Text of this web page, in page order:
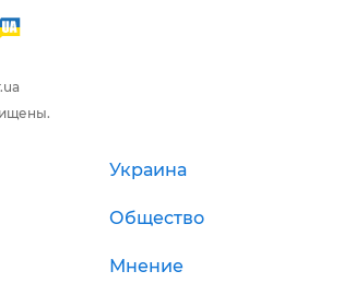
Украина
Общество
Мнение